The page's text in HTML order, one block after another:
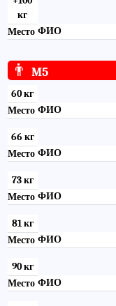
кг
Место ФИО
👨 M5
60 кг
Место ФИО
66 кг
Место ФИО
73 кг
Место ФИО
81 кг
Место ФИО
90 кг
Место ФИО